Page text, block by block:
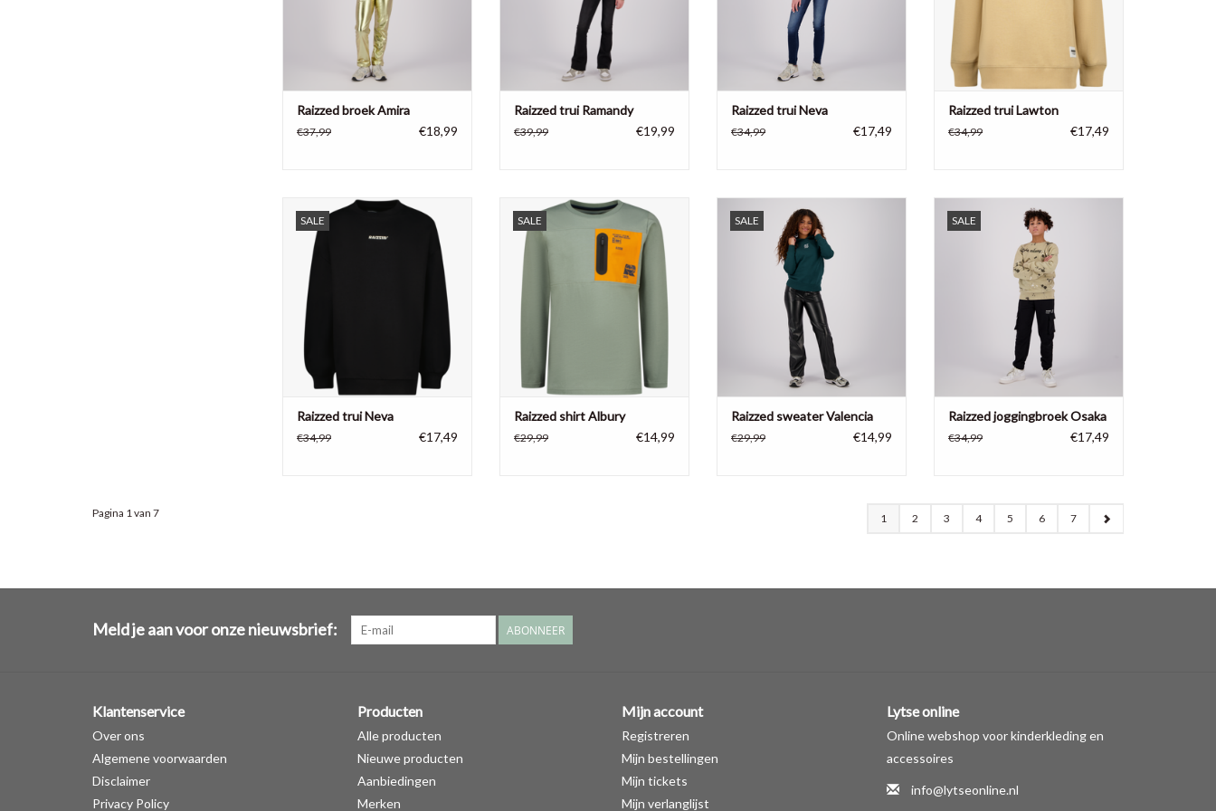
Raizzed broek Amira
€37,99 €18,99
Raizzed trui Ramandy
€39,99 €19,99
Raizzed trui Neva
€34,99 €17,49
Raizzed trui Lawton
€34,99 €17,49
SALE
Stoere meidentrui met achterop
een opvallende opdruk
TOEVOEGEN AAN WINKELWAGEN
Raizzed trui Neva
€34,99 €17,49
SALE
Raizzed jongens shirt long sleeve
100% katoen
TOEVOEGEN AAN WINKELWAGEN
Raizzed shirt Albury
€29,99 €14,99
SALE
Raizzed meisjes sweater met
hoodie Valencia
95% katoen
TOEVOEGEN AAN WINKELWAGEN
Raizzed sweater Valencia
€29,99 €14,99
SALE
Raizzed jongens joggingbroek
Osaka
95% katoen
TOEVOEGEN AAN WINKELWAGEN
Raizzed joggingbroek Osaka
€34,99 €17,49
Pagina 1 van 7 1 2 3 4 5 6 7
Meld je aan voor onze nieuwsbrief: ABONNEER
Klantenservice
Over ons
Algemene voorwaarden
Disclaimer
Privacy Policy
Producten
Alle producten
Nieuwe producten
Aanbiedingen
Merken
Mijn account
Registreren
Mijn bestellingen
Mijn tickets
Mijn verlanglijst
Lytse online
Online webshop voor kinderkleding en
accessoires
info@lytseonline.nl